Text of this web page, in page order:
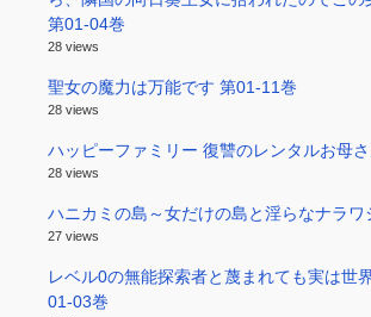
第01-04巻
28 views
聖女の魔力は万能です 第01-11巻
28 views
ハッピーファミリー 復讐のレンタルお母
28 views
ハニカミの島～女だけの島と淫らなナラワ
27 views
レベル0の無能探索者と蔑まれても実は世
01-03巻